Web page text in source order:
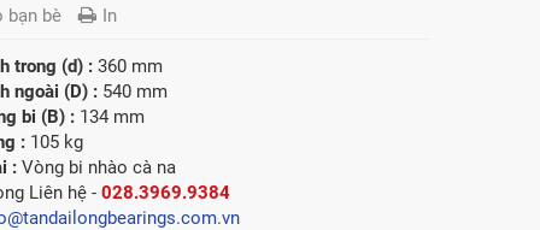
bạn bè In
trong (d) : 360 mm
ngoài (D) : 540 mm
bi (B) : 134 mm
: 105 kg
:Vòng bi nhào cà na
Liên hệ -028.3969.9384